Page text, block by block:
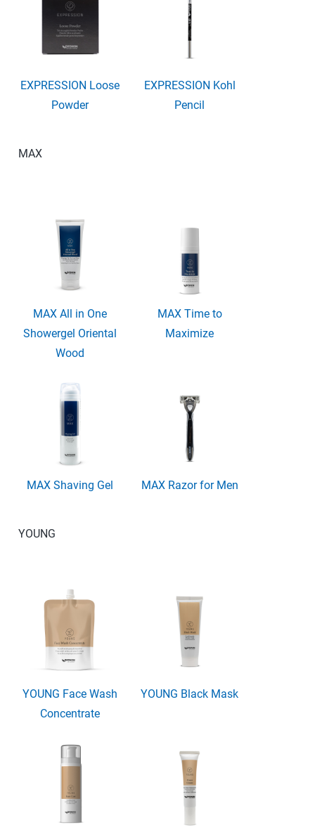
EXPRESSION Loose
Powder
EXPRESSION Kohl
Pencil
MAX
MAX All in One
Showergel Oriental
Wood
MAX Time to
Maximize
MAX Shaving Gel MAX Razor for Men
YOUNG
YOUNG Face Wash
Concentrate
YOUNG Black Mask